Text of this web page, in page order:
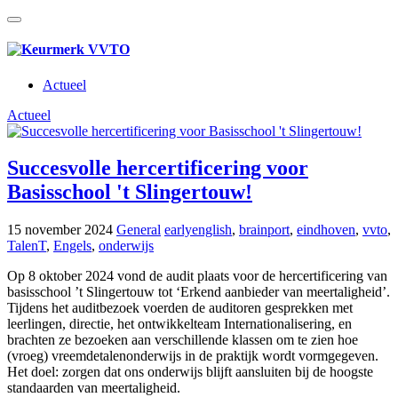
Actueel
Actueel
Succesvolle hercertificering voor
Basisschool 't Slingertouw!
15 november 2024 General earlyenglish, brainport, eindhoven, vvto,
TalenT, Engels, onderwijs
Op 8 oktober 2024 vond de audit plaats voor de hercertificering van
basisschool ’t Slingertouw tot ‘Erkend aanbieder van meertaligheid’.
Tijdens het auditbezoek voerden de auditoren gesprekken met
leerlingen, directie, het ontwikkelteam Internationalisering, en
brachten ze bezoeken aan verschillende klassen om te zien hoe
(vroeg) vreemdetalenonderwijs in de praktijk wordt vormgegeven.
Het doel: zorgen dat ons onderwijs blijft aansluiten bij de hoogste
standaarden van meertaligheid.